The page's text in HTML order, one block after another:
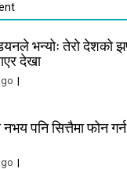
भन्योः तेरो देशको
देखा
पनि सित्तैमा फोन